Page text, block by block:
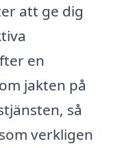
att ge dig
en
jakten på
så
verkligen